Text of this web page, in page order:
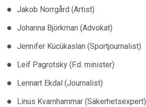
Jakob Norrgård (Artist)
Johanna Björkman (Advokat)
Jennifer Kücükaslan (Sportjournalist)
Leif Pagrotsky (F.d. minister)
Lennart Ekdal (Journalist)
Linus Kvarnhammar (Säkerhetsexpert)